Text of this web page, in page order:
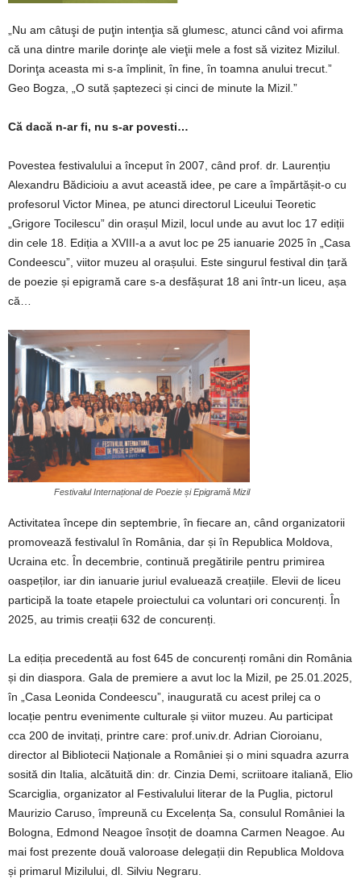
„Nu am câtuşi de puţin intenţia să glumesc, atunci când voi afirma
că una dintre marile dorinţe ale vieţii mele a fost să vizitez Mizilul.
Dorinţa aceasta mi s-a împlinit, în fine, în toamna anului trecut.”
Geo Bogza, „O sută șaptezeci și cinci de minute la Mizil.”
Că dacă n-ar fi, nu s-ar povesti…
Povestea festivalului a început în 2007, când prof. dr. Laurențiu
Alexandru Bădicioiu a avut această idee, pe care a împărtășit-o cu
profesorul Victor Minea, pe atunci directorul Liceului Teoretic
„Grigore Tocilescu” din orașul Mizil, locul unde au avut loc 17 ediții
din cele 18. Ediția a XVIII-a a avut loc pe 25 ianuarie 2025 în „Casa
Condeescu”, viitor muzeu al orașului. Este singurul festival din țară
de poezie și epigramă care s-a desfășurat 18 ani într-un liceu, așa
că…
Festivalul Internațional de Poezie și Epigramă Mizil
Activitatea începe din septembrie, în fiecare an, când organizatorii
promovează festivalul în România, dar și în Republica Moldova,
Ucraina etc. În decembrie, continuă pregătirile pentru primirea
oaspeților, iar din ianuarie juriul evaluează creațiile. Elevii de liceu
participă la toate etapele proiectului ca voluntari ori concurenți. În
2025, au trimis creații 632 de concurenți.
La ediția precedentă au fost 645 de concurenți români din România
și din diaspora. Gala de premiere a avut loc la Mizil, pe 25.01.2025,
în „Casa Leonida Condeescu”, inaugurată cu acest prilej ca o
locație pentru evenimente culturale și viitor muzeu. Au participat
cca 200 de invitați, printre care: prof.univ.dr. Adrian Cioroianu,
director al Bibliotecii Naționale a României și o mini squadra azurra
sosită din Italia, alcătuită din: dr. Cinzia Demi, scriitoare italiană, Elio
Scarciglia, organizator al Festivalului literar de la Puglia, pictorul
Maurizio Caruso, împreună cu Excelența Sa, consulul României la
Bologna, Edmond Neagoe însoțit de doamna Carmen Neagoe. Au
mai fost prezente două valoroase delegații din Republica Moldova
și primarul Mizilului, dl. Silviu Negraru.